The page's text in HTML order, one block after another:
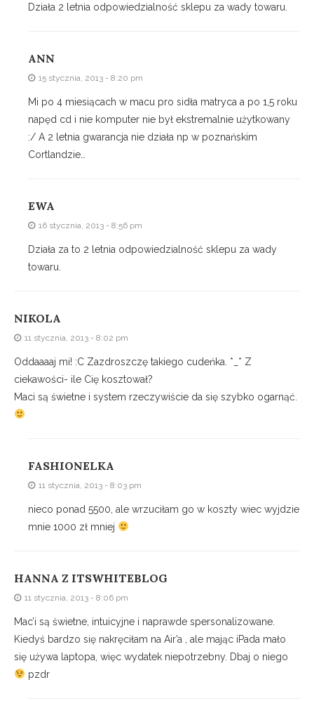
Działa 2 letnia odpowiedzialność sklepu za wady towaru.
ANN
15 stycznia, 2013 - 8:20 pm
Mi po 4 miesiącach w macu pro sidła matryca a po 1,5 roku
napęd cd i nie komputer nie był ekstremalnie użytkowany
:/ A 2 letnia gwarancja nie działa np w poznańskim
Cortlandzie…
EWA
16 stycznia, 2013 - 8:56 pm
Działa za to 2 letnia odpowiedzialność sklepu za wady
towaru.
NIKOLA
11 stycznia, 2013 - 8:02 pm
Oddaaaaj mi! :C Zazdroszczę takiego cudeńka. *_* Z
ciekawości- ile Cię kosztował?
Maci są świetne i system rzeczywiście da się szybko ogarnąć.
FASHIONELKA
11 stycznia, 2013 - 8:03 pm
nieco ponad 5500, ale wrzuciłam go w koszty wiec wyjdzie
mnie 1000 zł mniej
HANNA Z ITSWHITEBLOG
11 stycznia, 2013 - 8:06 pm
Mac’i są świetne, intuicyjne i naprawde spersonalizowane.
Kiedyś bardzo się nakręciłam na Air’a , ale mając iPada mało
się używa laptopa, więc wydatek niepotrzebny. Dbaj o niego
pzdr